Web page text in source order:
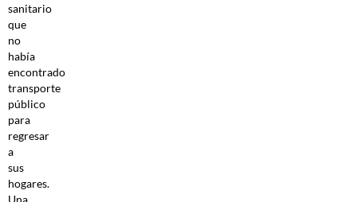
sanitario
que
no
había
encontrado
transporte
público
para
regresar
a
sus
hogares.
Una